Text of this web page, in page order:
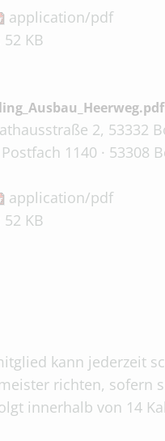
application/pdf
KB
2, 53332
1140 · 53308
application/pdf
KB
kann jederzeit
richten, sofern
innerhalb von 14